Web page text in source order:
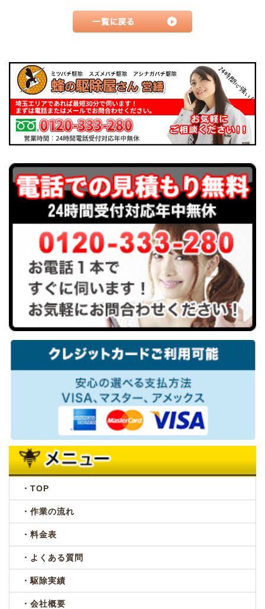
・TOP
・作業の流れ
・料金表
・よくある質問
・駆除実績
・会社概要